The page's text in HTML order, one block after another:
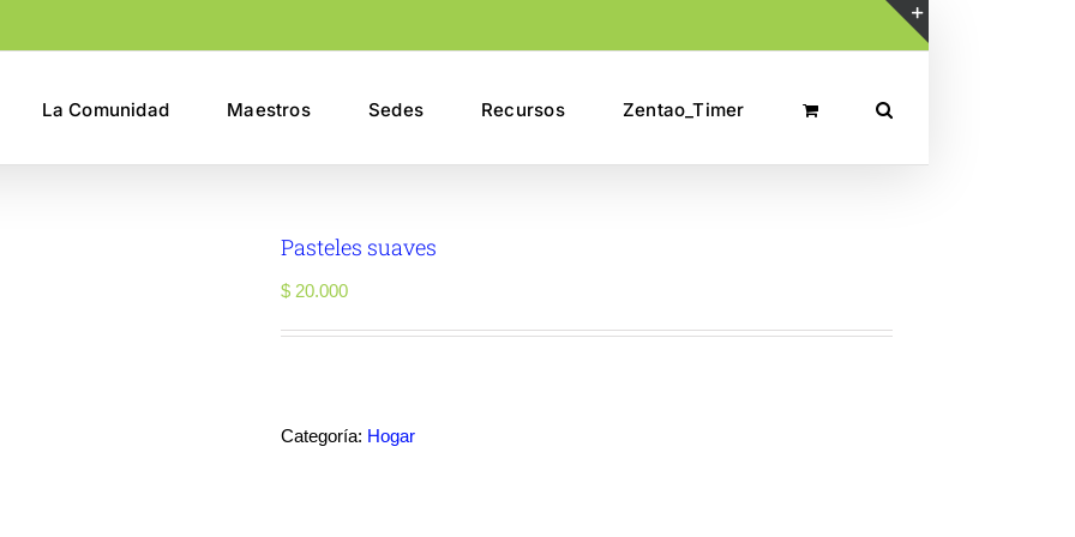
La Comunidad Maestros Sedes Recursos Zentao_Timer
Pasteles suaves
$ 20.000
Categoría: Hogar
Toggle